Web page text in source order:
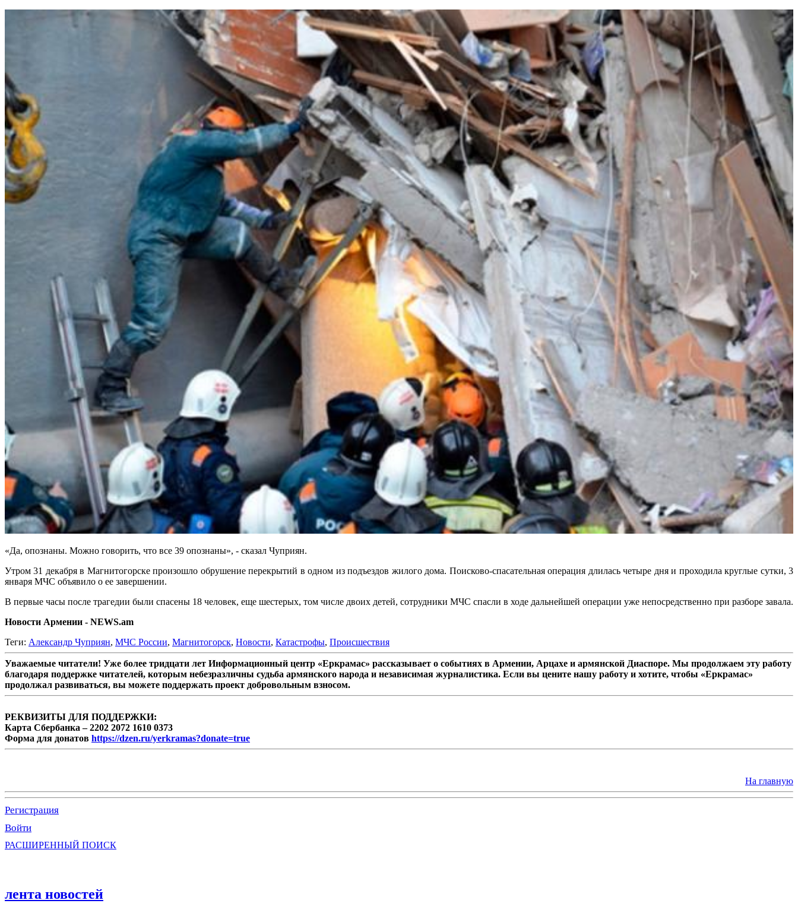
«Да, опознаны. Можно говорить, что все 39 опознаны», - сказал Чуприян.
Утром 31 декабря в Магнитогорске произошло обрушение перекрытий в одном из подъездов жилого дома. Поисково-спасательная операция длилась четыре дня и проходила круглые сутки, 3
января МЧС объявило о ее завершении.
В первые часы после трагедии были спасены 18 человек, еще шестерых, том числе двоих детей, сотрудники МЧС спасли в ходе дальнейшей операции уже непосредственно при разборе завала.
Новости Армении - NEWS.am
Теги: Александр Чуприян, МЧС России, Магнитогорск, Новости, Катастрофы, Происшествия
Уважаемые читатели! Уже более тридцати лет Информационный центр «Еркрамас» рассказывает о событиях в Армении, Арцахе и армянской Диаспоре. Мы продолжаем эту работу
благодаря поддержке читателей, которым небезразличны судьба армянского народа и независимая журналистика. Если вы цените нашу работу и хотите, чтобы «Еркрамас»
продолжал развиваться, вы можете поддержать проект добровольным взносом.
РЕКВИЗИТЫ ДЛЯ ПОДДЕРЖКИ:
Карта Сбербанка – 2202 2072 1610 0373
Форма для донатов https://dzen.ru/yerkramas?donate=true
На главную
Регистрация
Войти
РАСШИРЕННЫЙ ПОИСК
лента новостей